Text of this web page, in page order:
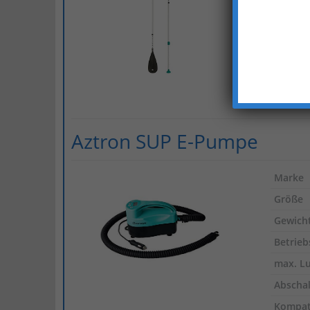
Aztron SUP E-Pumpe
Marke
Größe
max.